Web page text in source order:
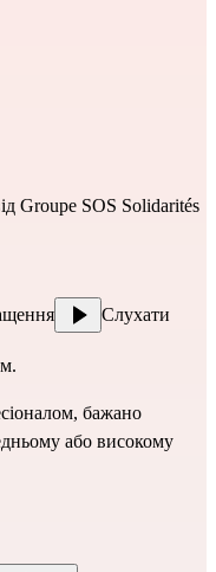
Groupe SOS Solidarités
Слухати
бажано
або високому